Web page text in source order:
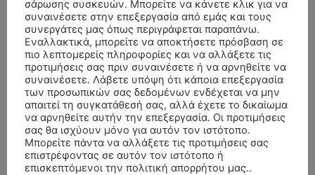
- Advertisment -
σάρωσης συσκευών. Μπορείτε να κάνετε κλικ για να
συναινέσετε στην επεξεργασία από εμάς και τους
συνεργάτες μας όπως περιγράφεται παραπάνω.
Εναλλακτικά, μπορείτε να αποκτήσετε πρόσβαση σε
πιο λεπτομερείς πληροφορίες και να αλλάξετε τις
προτιμήσεις σας πριν συναινέσετε ή να αρνηθείτε να
συναινέσετε. Λάβετε υπόψη ότι κάποια επεξεργασία
των προσωπικών σας δεδομένων ενδέχεται να μην
απαιτεί τη συγκατάθεσή σας, αλλά έχετε το δικαίωμα
να αρνηθείτε αυτήν την επεξεργασία. Οι προτιμήσεις
σας θα ισχύουν μόνο για αυτόν τον ιστότοπο.
Μπορείτε πάντα να αλλάξετε τις προτιμήσεις σας
επιστρέφοντας σε αυτόν τον ιστότοπο ή
επισκεπτόμενοι την πολιτική απορρήτου μας..